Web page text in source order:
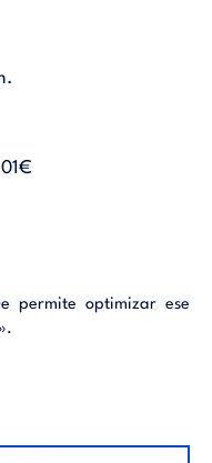
permite optimizar ese
útil para administrar
obligada para los